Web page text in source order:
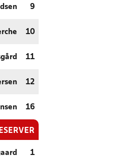
9
10
11
12
16
1